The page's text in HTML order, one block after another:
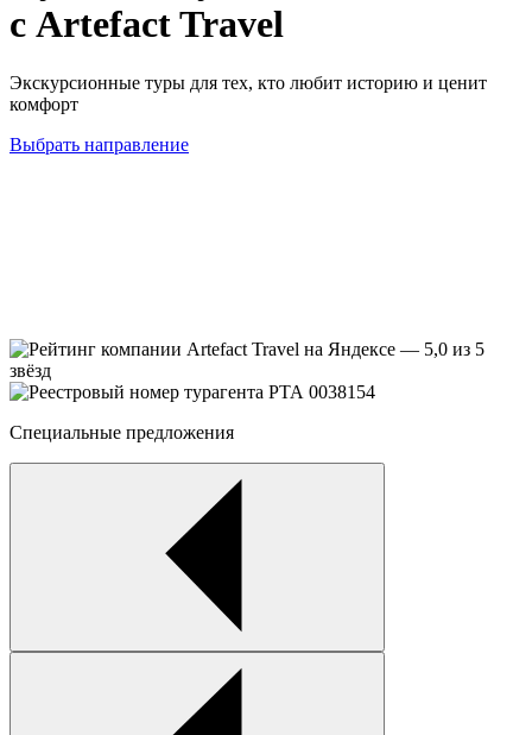
с Artefact Travel
Экскурсионные туры для тех, кто любит историю и ценит
комфорт
Выбрать направление
Специальные предложения